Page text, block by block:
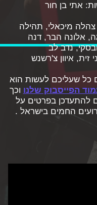
אתי בן חור
מיכאלי, תהילה
אלונה הבר, דנה
נדב לב
זית, איוון צ'רשנש
כל שעליכם לעשות הוא
הפייסבוק שלנו וכך
להתעדכן בפרטים על
החמים בישראל .